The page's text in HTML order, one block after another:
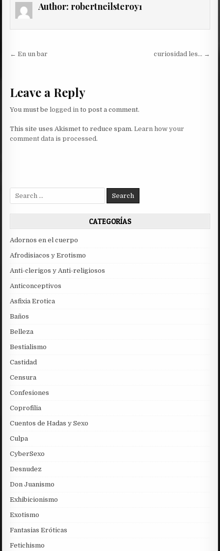
Author: robertneilsteroy1
Post
← En un bar curiosidad les… →
Leave a Reply
You must belogged in to post a comment.
This site uses Akismet to reduce spam.Learn how your
comment data is processed.
Search
for:
CATEGORÍAS
Adornos en el cuerpo
Afrodisiacos y Erotismo
Anti-clerigos y Anti-religiosos
Anticonceptivos
Asfixia Erotica
Baños
Belleza
Bestialismo
Castidad
Censura
Confesiones
Coprofilia
Cuentos de Hadas y Sexo
Culpa
CyberSexo
Desnudez
Don Juanismo
Exhibicionismo
Exotismo
Fantasias Eróticas
Fetichismo